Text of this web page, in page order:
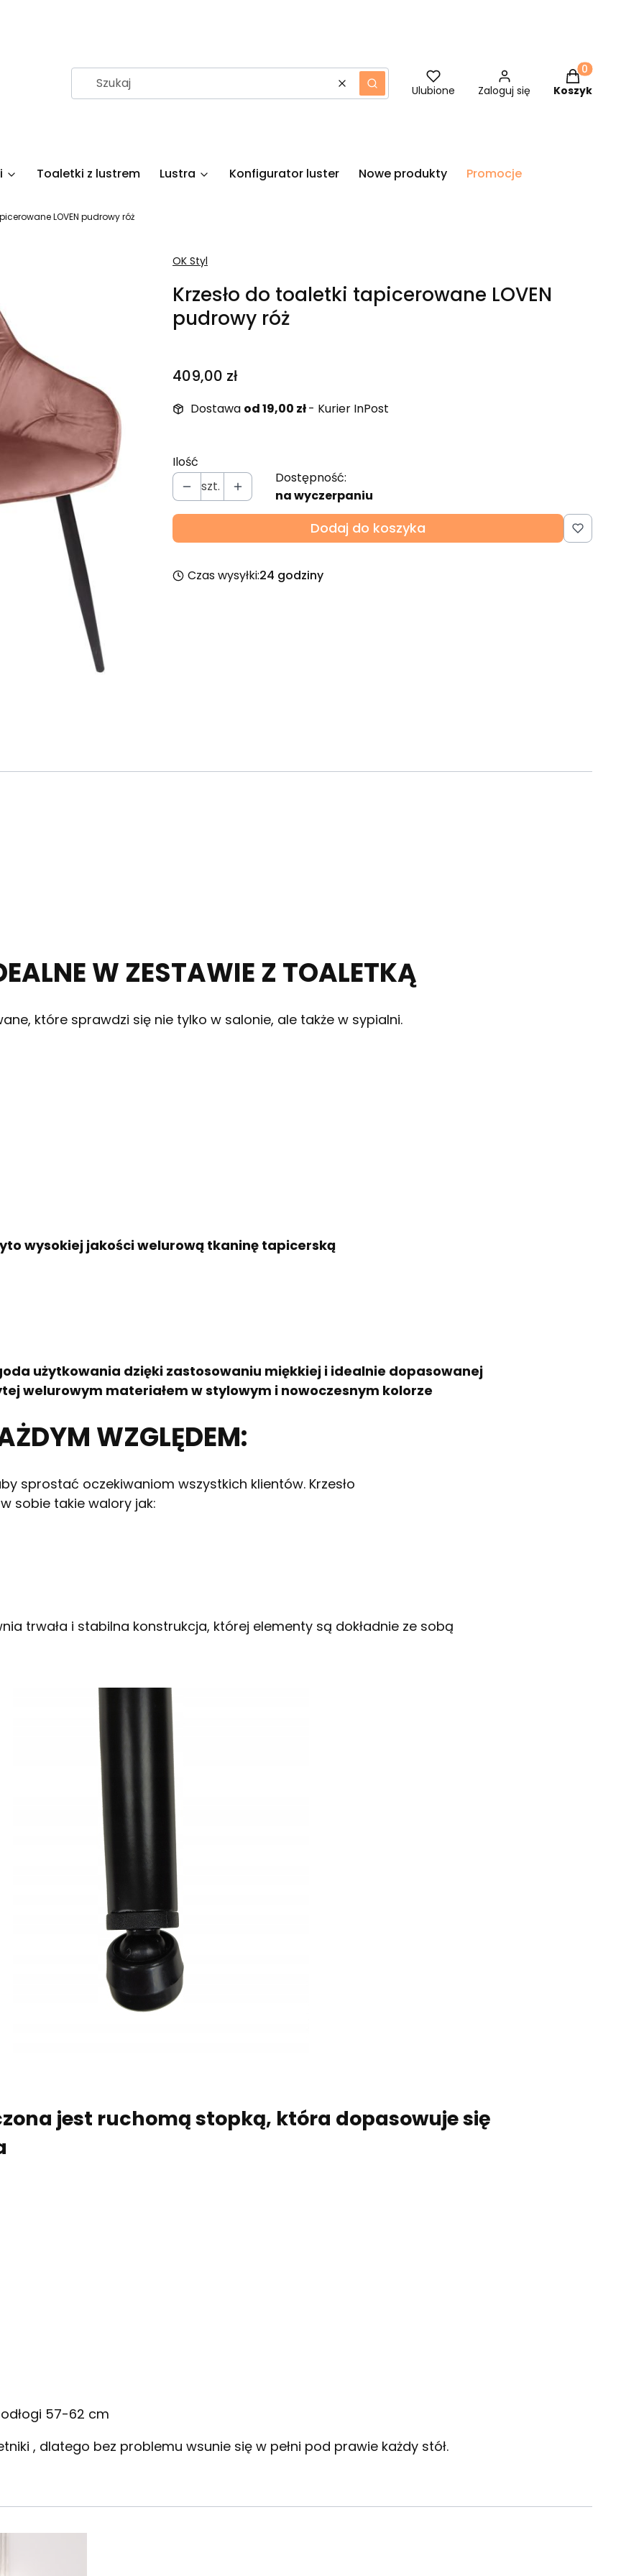
WyczyśćSzukaj Ulubione Zaloguj się
Produkty w
Koszyk
Toaletki z lustrem Lustra Konfigurator luster Nowe produkty Promocje
LOVEN pudrowy róż
OK Styl
Krzesło do toaletki tapicerowane LOVEN
pudrowy róż
Cena
409,00 zł
Dostawa od 19,00 zł- Kurier InPost
Ilość
szt.
Dostępność:
na wyczerpaniu
Dodaj do koszyka
Czas wysyłki:24 godziny
W ZESTAWIE Z TOALETKĄ
które sprawdzi się nie tylko w salonie, ale także w sypialni.
wysokiej jakości welurową tkaninę tapicerską
użytkowania dzięki zastosowaniu miękkiej i idealnie dopasowanej
welurowym materiałem w stylowym i nowoczesnym kolorze
WZGLĘDEM:
sprostać oczekiwaniom wszystkich klientów. Krzesło
sobie takie walory jak:
trwała i stabilna konstrukcja, której elementy są dokładnie ze sobą
jest ruchomą stopką, która dopasowuje się
57-62 cm
, dlatego bez problemu wsunie się w pełni pod prawie każdy stół.